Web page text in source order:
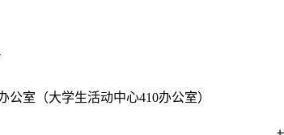
公室（大学生活动中心410办公室）